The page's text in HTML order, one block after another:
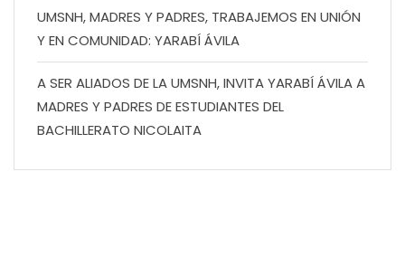
UMSNH, MADRES Y PADRES, TRABAJEMOS EN UNIÓN
Y EN COMUNIDAD: YARABÍ ÁVILA
A SER ALIADOS DE LA UMSNH, INVITA YARABÍ ÁVILA A
MADRES Y PADRES DE ESTUDIANTES DEL
BACHILLERATO NICOLAITA